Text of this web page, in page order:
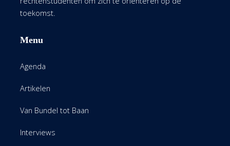
toekomst.
Menu
Agenda
Artikelen
Van Bundel tot Baan
Interviews